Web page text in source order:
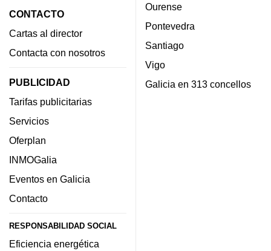
CONTACTO
Cartas al director
Contacta con nosotros
PUBLICIDAD
Tarifas publicitarias
Servicios
Oferplan
INMOGalia
Eventos en Galicia
Contacto
RESPONSABILIDAD SOCIAL
Eficiencia energética
Ourense
Pontevedra
Santiago
Vigo
Galicia en 313 concellos